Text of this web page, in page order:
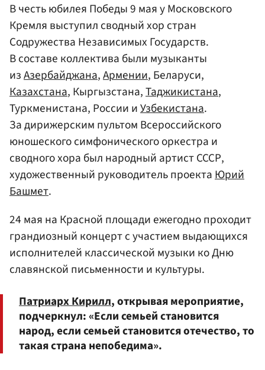
В честь юбилея Победы 9 мая у Московского
Кремля выступил сводный хор стран
Содружества Независимых Государств.
В составе коллектива были музыканты
изАзербайджана,Армении, Беларуси,
Казахстана, Кыргызстана,Таджикистана,
Туркменистана, России иУзбекистана.
За дирижерским пультом Всероссийского
юношеского симфонического оркестра и
сводного хора был народный артист СССР,
художественный руководитель проектаЮрий
Башмет.
24 мая на Красной площади ежегодно проходит
грандиозный концерт с участием выдающихся
исполнителей классической музыки ко Дню
славянской письменности и культуры.
Патриарх Кирилл, открывая мероприятие,
подчеркнул: «Если семьей становится
народ, если семьей становится отечество, то
такая страна непобедима».